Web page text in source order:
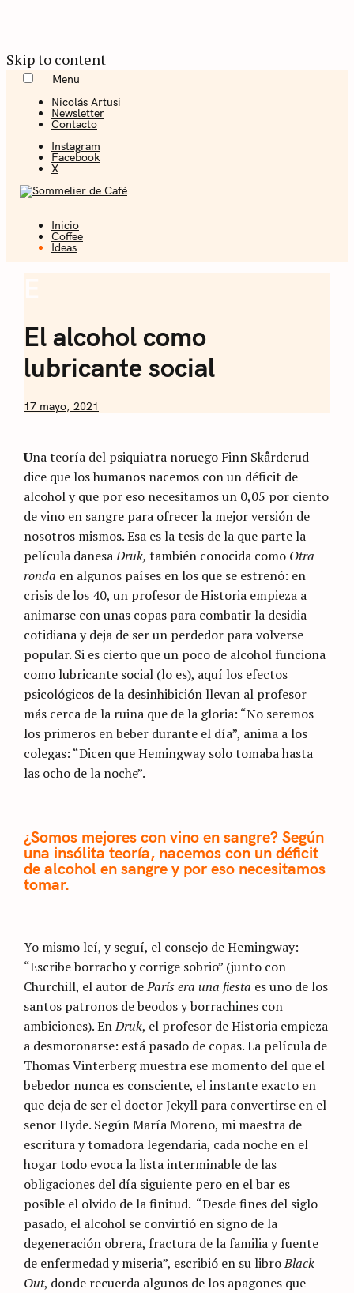
Skip to content
Menu
Nicolás Artusi
Newsletter
Contacto
Instagram
Facebook
X
Café
Coffee + Ideas
Inicio
Coffee
Ideas
El alcohol como
lubricante social
by
17 mayo, 2021
Una teoría del psiquiatra noruego Finn Skårderud
dice que los humanos nacemos con un déficit de
alcohol y que por eso necesitamos un 0,05 por ciento
de vino en sangre para ofrecer la mejor versión de
nosotros mismos. Esa es la tesis de la que parte la
película danesaDruk, también conocida como Otra
ronda en algunos países en los que se estrenó: en
crisis de los 40, un profesor de Historia empieza a
animarse con unas copas para combatir la desidia
cotidiana y deja de ser un perdedor para volverse
popular. Si es cierto que un poco de alcohol funciona
como lubricante social (lo es), aquí los efectos
psicológicos de la desinhibición llevan al profesor
más cerca de la ruina que de la gloria: “No seremos
los primeros en beber durante el día”, anima a los
colegas: “Dicen que Hemingway solo tomaba hasta
las ocho de la noche”.
¿Somos mejores con vino en sangre? Según
una insólita teoría, nacemos con un déficit
de alcohol en sangre y por eso necesitamos
tomar.
Yo mismo leí, y seguí, el consejo de Hemingway:
“Escribe borracho y corrige sobrio” (junto con
Churchill, el autor deParís era una fiesta es uno de los
santos patronos de beodos y borrachines con
ambiciones). EnDruk, el profesor de Historia empieza
a desmoronarse: está pasado de copas. La película de
Thomas Vinterberg muestra ese momento del que el
bebedor nunca es consciente, el instante exacto en
que deja de ser el doctor Jekyll para convertirse en el
señor Hyde. Según María Moreno, mi maestra de
escritura y tomadora legendaria, cada noche en el
hogar todo evoca la lista interminable de las
obligaciones del día siguiente pero en el bar es
posible el olvido de la finitud. “Desde fines del siglo
pasado, el alcohol se convirtió en signo de la
degeneración obrera, fractura de la familia y fuente
de enfermedad y miseria”, escribió en su libroBlack
Out, donde recuerda algunos de los apagones que